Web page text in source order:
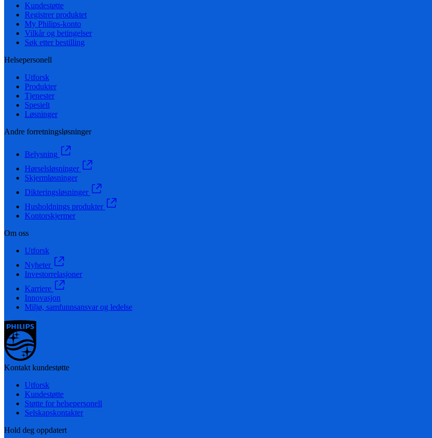
Kundestøtte
Registrer produktet
My Philips-konto
Vilkår og betingelser
Søk etter bestilling
Helsepersonell
Utforsk
Produkter
Tjenester
Spesielt
Løsninger
Andre forretningsløsninger
Belysning
Hørselsløsninger
Skjermløsninger
Dikteringsløsninger
Husholdnings produkter
Kontorskjermer
Om oss
Utforsk
Nyheter
Investorrelasjoner
Karriere
Innovasjon
Miljø, samfunnsansvar og ledelse
Kontakt kundestøtte
Utforsk
Kundestøtte
Støtte for helsepersonell
Selskapskontakter
Hold deg oppdatert